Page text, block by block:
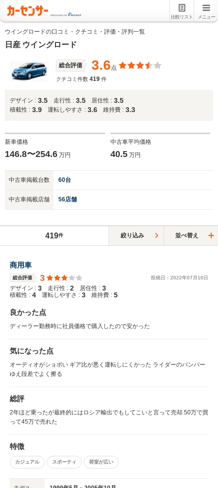
比較リスト メニュー
ウイングロードの口コミ・クチコミ・評価・評判一覧
日産 ウイングロード
総合評価 3.6点
クチコミ件数 419 件
デザイン : 3.5 走行性 : 3.5 居住性 : 3.5
積載性 : 3.9 運転しやすさ : 3.6 維持費 : 3.3
新車価格
146.8〜254.6 万円
中古車平均価格
40.5万円
中古車掲載台数 60台
中古車掲載店舗 56店舗
419件 絞り込み 並べ替え
商用車
総合評価 3 投稿日： 2022年07 月 16日
デザイン : 3 走行性 : 2 居住性 : 3
積載性 : 4 運転しやすさ : 3 維持費 : 5
良かった点
ディーラー勤務時に社員価格で購入したので安かった
気になった点
オーディオがショボい ギア比が悪く運転しにくかった ライダーのバンパー
ゆえ段差でよく擦る
総評
2年ほど乗ったが最終的にはロシア輸出でもしてこいと言って売却 50万で買
って45万で売れた
特徴
カジュアル スポーティ 荷室が広い